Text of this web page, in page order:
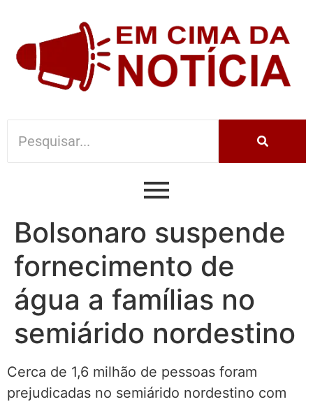
Bolsonaro suspende
fornecimento de
água a famílias no
semiárido nordestino
Cerca de 1,6 milhão de pessoas foram
prejudicadas no semiárido nordestino com